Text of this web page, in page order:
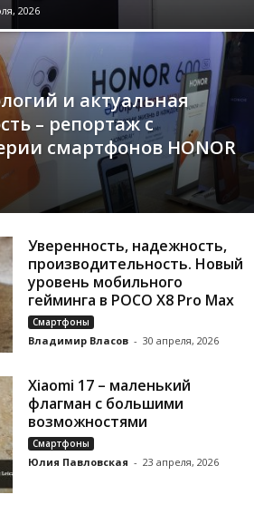
2026
и актуальная
– репортаж с
смартфонов HONOR
Уверенность, надежность,
производительность. Новый
уровень мобильного
гейминга в POCO X8 Pro Max
Смартфоны
Владимир Власов - 30 апреля, 2026
Xiaomi 17 – маленький
флагман с большими
возможностями
Смартфоны
Юлия Павловская - 23 апреля, 2026